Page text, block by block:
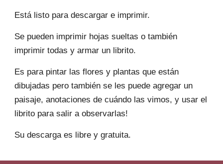
Está listo para descargar e imprimir.
Se pueden imprimir hojas sueltas o también
imprimir todas y armar un librito.
Es para pintar lasflores y plantas que están
dibujadas pero también se les puede agregar un
paisaje, anotaciones de cuándo las vimos, y usar el
librito para salir a observarlas!
Su descarga es libre y gratuita.